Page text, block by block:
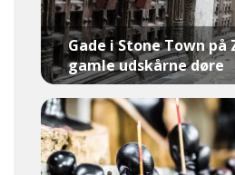
Gade i Stone Town på
gamle udskårne døre